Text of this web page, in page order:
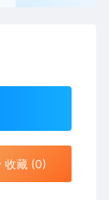
收藏 (0)